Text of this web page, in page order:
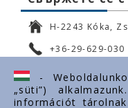
H-2243 Kóka,
+36-29-629-030
-
„süti”)
információt